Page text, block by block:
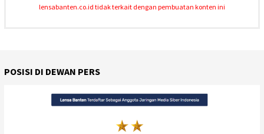
lensabanten.co.id tidak terkait dengan pembuatan konten ini
POSISI DI DEWAN PERS